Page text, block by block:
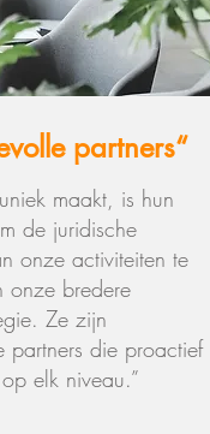
partners“
maakt, is hun
de juridische
onze activiteiten te
onze bredere
Ze zijn
partners die proactief
elk niveau.”